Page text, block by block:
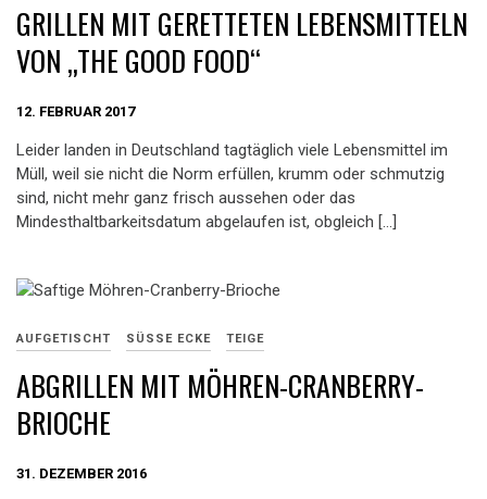
GRILLEN MIT GERETTETEN LEBENSMITTELN
VON „THE GOOD FOOD“
12. FEBRUAR 2017
Leider landen in Deutschland tagtäglich viele Lebensmittel im
Müll, weil sie nicht die Norm erfüllen, krumm oder schmutzig
sind, nicht mehr ganz frisch aussehen oder das
Mindesthaltbarkeitsdatum abgelaufen ist, obgleich […]
AUFGETISCHT SÜSSE ECKE TEIGE
ABGRILLEN MIT MÖHREN-CRANBERRY-
BRIOCHE
31. DEZEMBER 2016